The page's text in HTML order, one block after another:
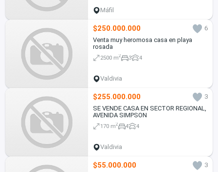
Máfil
$250.000.000
6
Venta muy heromosa casa en playa
rosada
2500 m2 3 4
Valdivia
$255.000.000
3
SE VENDE CASA EN SECTOR REGIONAL,
AVENIDA SIMPSON
170 m2 4 4
Valdivia
$55.000.000 3